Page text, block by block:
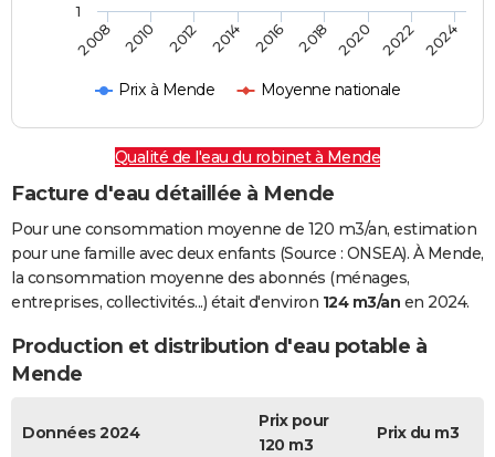
Prix à Mende Moyenne nationale
2008 2010 2012 2014 2016 2018 2020 2022 2024
1
Qualité de l'eau du robinet à Mende
Facture d'eau détaillée à Mende
Pour une consommation moyenne de 120 m3/an, estimation
pour une famille avec deux enfants (Source : ONSEA). À Mende,
la consommation moyenne des abonnés (ménages,
entreprises, collectivités...) était d'environ 124 m3/an en 2024.
Production et distribution d'eau potable à
Mende
Données 2024
Prix pour
120 m3
Prix du m3